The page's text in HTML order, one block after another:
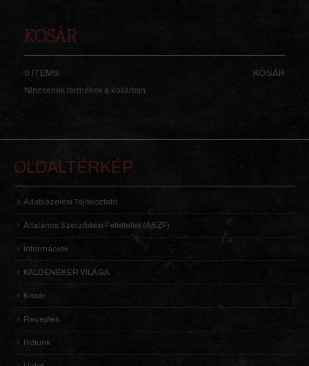
KOSÁR
0 ITEMS
KOSÁR
Nincsenek termékek a kosárban.
OLDALTÉRKÉP
Adatkezelési Tájékoztató
Általános Szerződési Feltételek (ÁSZF)
Információk
KALDENEKER VILÁGA
Kosár
Receptek
Rólunk